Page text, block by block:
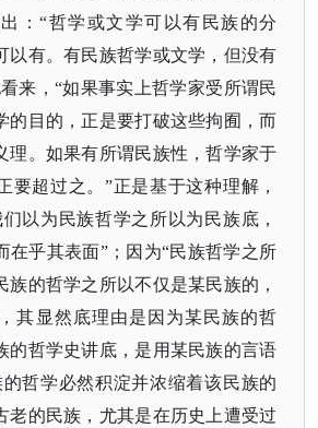
：“哲学或文学可以有民族的分
以有。有民族哲学或文学，但没有
来，“如果事实上哲学家受所谓民
的目的，正是要打破这些拘囿，而
理。如果有所谓民族性，哲学家于
要超过之。”正是基于这种理解，
以为民族哲学之所以为民族底，
在乎其表面”；因为“民族哲学之所
族的哲学之所以不仅是某民族的，
其显然底理由是因为某民族的哲
的哲学史讲底，是用某民族的言语
哲学必然积淀并浓缩着该民族的
老的民族，尤其是在历史上遭受过